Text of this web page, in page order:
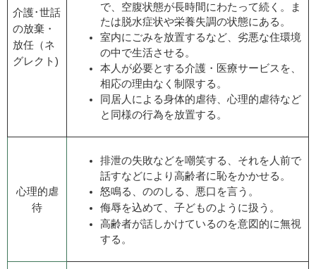
介護･世話
の放棄・
放任（ネ
グレクト)
で、空腹状態が長時間にわたって続く。ま
たは脱水症状や栄養失調の状態にある。
室内にごみを放置するなど、劣悪な住環境
の中で生活させる。
本人が必要とする介護・医療サービスを、
相応の理由なく制限する。
同居人による身体的虐待、心理的虐待など
と同様の行為を放置する。
心理的虐
待
排泄の失敗などを嘲笑する、それを人前で
話すなどにより高齢者に恥をかかせる。
怒鳴る、ののしる、悪口を言う。
侮辱を込めて、子どものように扱う。
高齢者が話しかけているのを意図的に無視
する。